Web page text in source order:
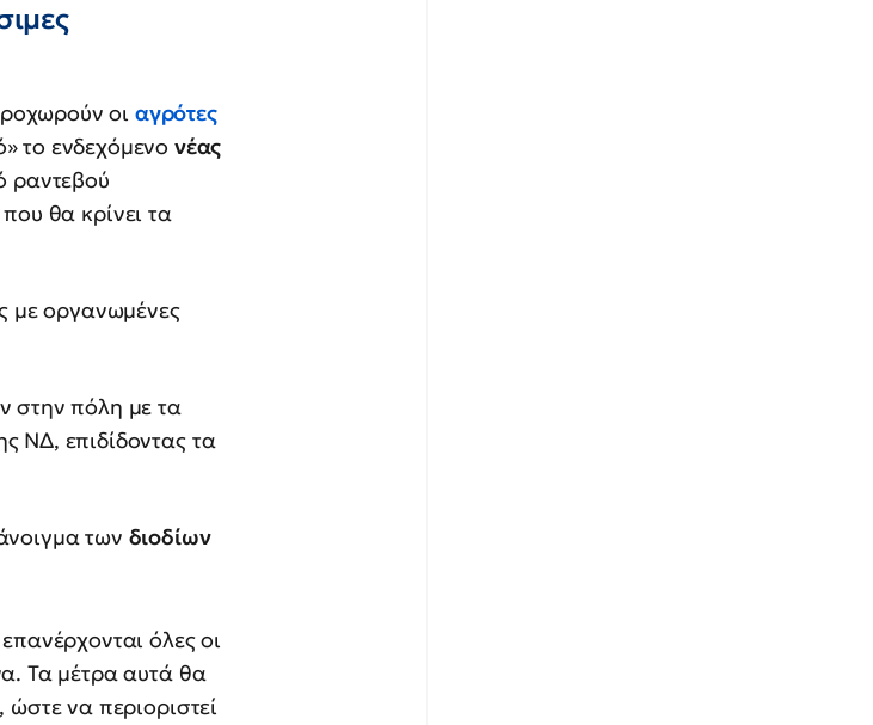
οι αγρότες
το ενδεχόμενο νέας
ραντεβού
που θα κρίνει τα
με οργανωμένες
στην πόλη με τα
ΝΔ, επιδίδοντας τα
των διοδίων
όλες οι
Τα μέτρα αυτά θα
να περιοριστεί